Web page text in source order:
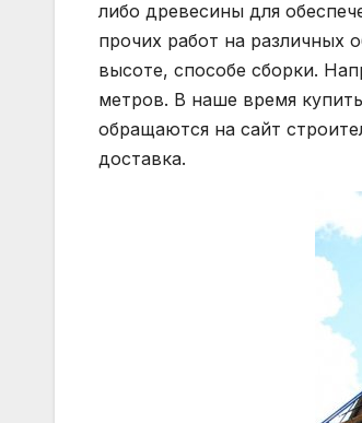
либо древесины для
прочих работ на различных
высоте, способе сборки.
метров. В наше время купить
обращаются на сайт
доставка.